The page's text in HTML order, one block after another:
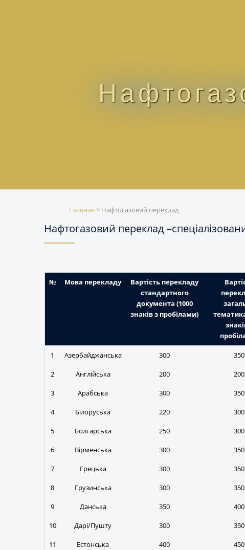
Главная > Нафтогазовий переклад
Нафтогазовий переклад
№ Мова перекладу
Вартість перекладу
стандартного
документа (1000
знаків з пробілами)
1 Азербайджанська 300 350
2 Англійська 200 200
3 Арабська 300 350
4 Білоруська 220 300
5 Болгарська 250 300
6 Вірменська 300 350
7 Грецька 300 350
8 Грузинська 300 350
9 Данська 350 400
10 Дарі/Пушту 300 350
11 Естонська 400 450